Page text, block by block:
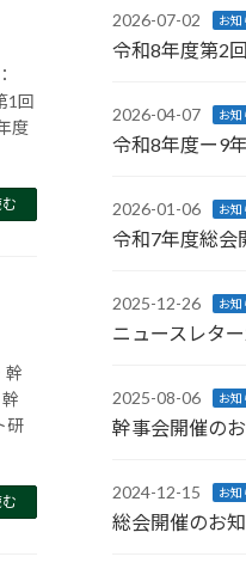
1回
度
幹
研
2026-07-02 お知
令和8年度第2
2026-04-07 お知
令和8年度ー9
2026-01-06 お知
令和7年度総会
2025-12-26 お知
ニュースレタ
2025-08-06 お知
幹事会開催の
2024-12-15 お知
総会開催のお